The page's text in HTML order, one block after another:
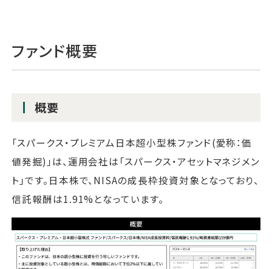
ファンド概要
概要
「スパークス・プレミアム日本超小型株ファンド(愛称：価
値発掘)」は、運用会社は「スパークス・アセットマネジメン
ト」です。日本株で、NISAの成長枠投資対象となっており、
信託報酬は1.91%となっています。